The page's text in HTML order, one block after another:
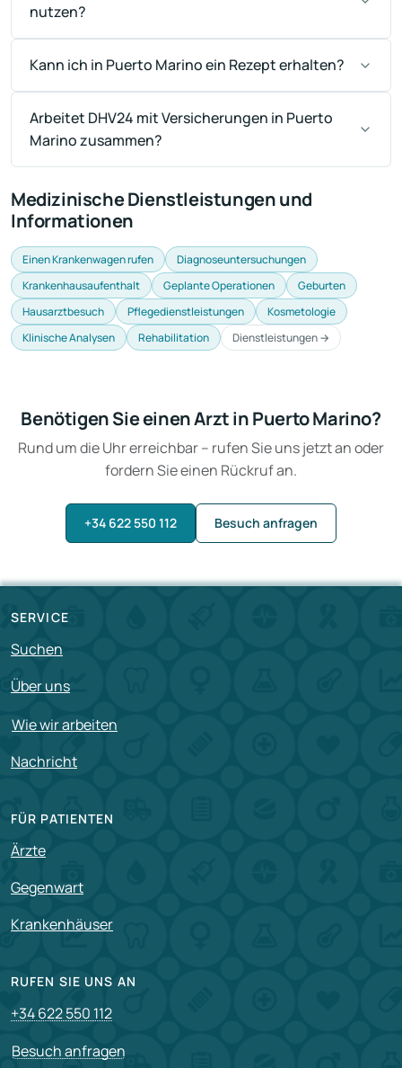
nutzen?
Kann ich in Puerto Marino ein Rezept erhalten?
Arbeitet DHV24 mit Versicherungen in Puerto
Marino zusammen?
Medizinische Dienstleistungen und
Informationen
Einen Krankenwagen rufen
Diagnoseuntersuchungen
Krankenhausaufenthalt
Geplante Operationen
Geburten
Hausarztbesuch
Pflegedienstleistungen
Kosmetologie
Klinische Analysen
Rehabilitation Dienstleistungen →
Benötigen Sie einen Arzt in Puerto Marino?
Rund um die Uhr erreichbar – rufen Sie uns jetzt an oder
fordern Sie einen Rückruf an.
+34 622 550 112 Besuch anfragen
SERVICE
Suchen
Über uns
Wie wir arbeiten
Nachricht
FÜR PATIENTEN
Ärzte
Gegenwart
Krankenhäuser
RUFEN SIE UNS AN
+34 622 550 112
Besuch anfragen